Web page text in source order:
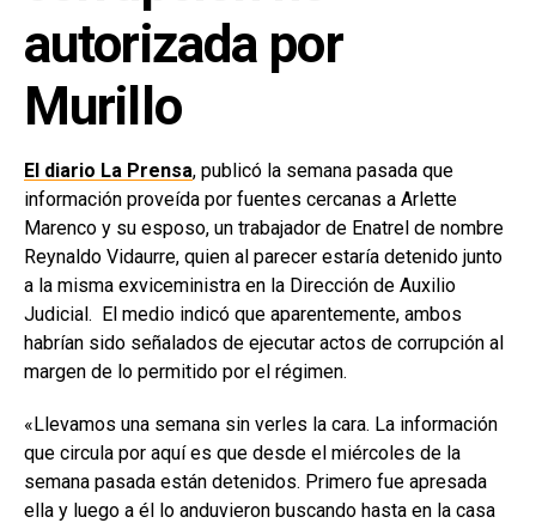
autorizada por
Murillo
El diario La Prensa, publicó la semana pasada que
información proveída por fuentes cercanas a Arlette
Marenco y su esposo, un trabajador de Enatrel de nombre
Reynaldo Vidaurre, quien al parecer estaría detenido junto
a la misma exviceministra en la Dirección de Auxilio
Judicial. El medio indicó que aparentemente, ambos
habrían sido señalados de ejecutar actos de corrupción al
margen de lo permitido por el régimen.
«Llevamos una semana sin verles la cara. La información
que circula por aquí es que desde el miércoles de la
semana pasada están detenidos. Primero fue apresada
ella y luego a él lo anduvieron buscando hasta en la casa